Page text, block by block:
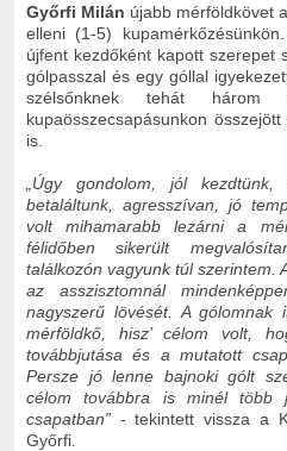
Győrfi Milán újabb mérföldkövet
elleni (1-5)
újfent kezdőként kapott szerepet
gólpasszal és egy góllal
szélsőnknek tehát három
kupaösszecsapásunkon
is.
„Úgy gondolom, jól
betaláltunk, agresszívan, jó
volt mihamarabb lezárni a
félidőben sikerült
találkozón vagyunk túl szerintem.
az asszisztomnál
nagyszerű lövését. A
mérföldkő, hisz’ célom volt,
továbbjutása és a mutatott
Persze jó lenne bajnoki gólt
célom továbbra is minél több
csapatban” - tekintett vissza a
Győrfi.